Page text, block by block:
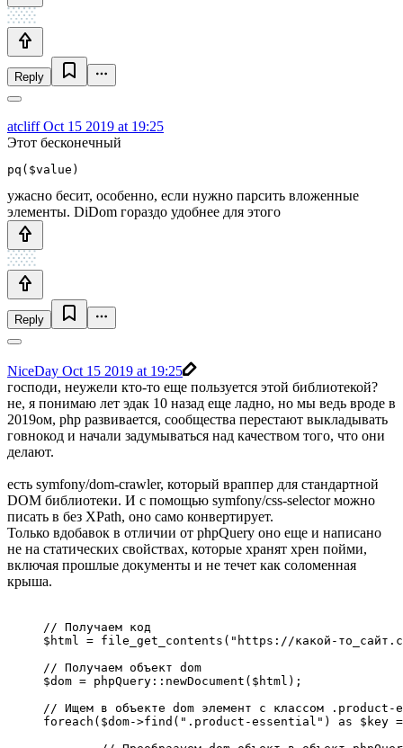
Reply
atcliffOct 15 2019 at 19:25
Этот бесконечный
pq($value)
ужасно бесит, особенно, если нужно парсить вложенные
элементы. DiDom гораздо удобнее для этого
Reply
NiceDay Oct 15 2019 at 19:25
господи, неужели кто-то еще пользуется этой библиотекой?
не, я понимаю лет эдак 10 назад еще ладно, но мы ведь вроде в
2019ом, php развивается, сообщества перестают выкладывать
говнокод и начали задумываться над качеством того, что они
делают.
есть symfony/dom-crawler, который враппер для стандартной
DOM библиотеки. И с помощью symfony/css-selector можно
писать в без XPath, оно само конвертирует.
Только вдобавок в отличии от phpQuery оно еще и написано
не на статических свойствах, которые хранят хрен пойми,
включая прошлые документы и не течет как соломенная
крыша.
// Получаем код
$html = file_get_contents("https://какой-
// Получаем объект dom
$dom = phpQuery::newDocument($html);
// Ищем в объекте dom элемент с классом
foreach($dom->find(".product-essential") as $key